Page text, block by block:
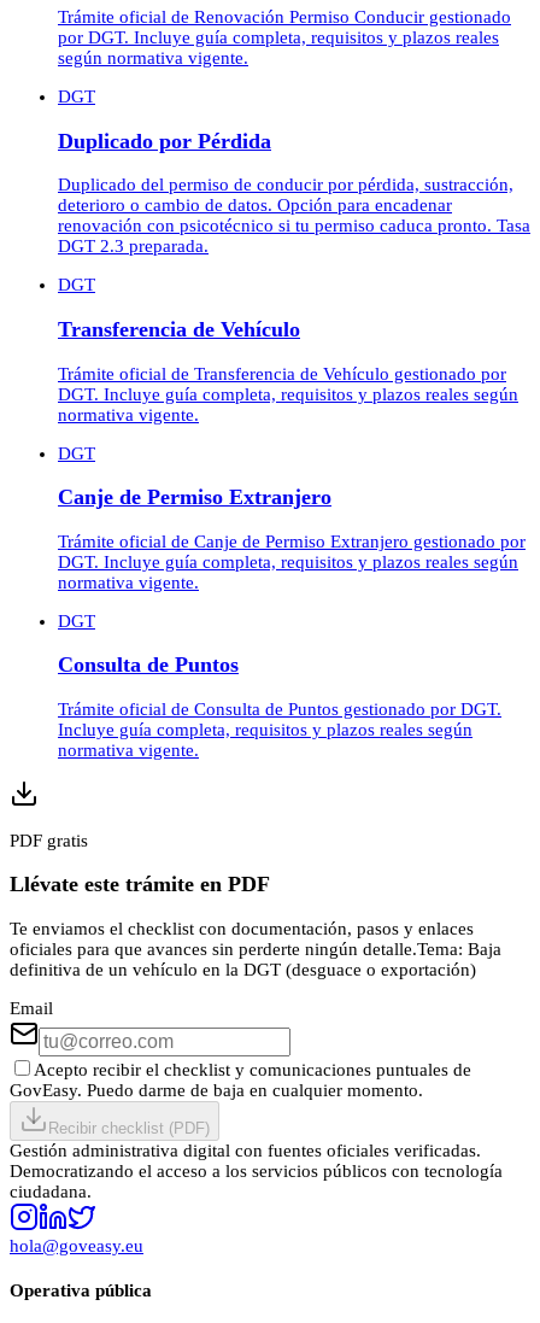
Trámite oficial de Renovación Permiso Conducir gestionado
por DGT. Incluye guía completa, requisitos y plazos reales
según normativa vigente.
DGT
Duplicado por Pérdida
Duplicado del permiso de conducir por pérdida, sustracción,
deterioro o cambio de datos. Opción para encadenar
renovación con psicotécnico si tu permiso caduca pronto. Tasa
DGT 2.3 preparada.
DGT
Transferencia de Vehículo
Trámite oficial de Transferencia de Vehículo gestionado por
DGT. Incluye guía completa, requisitos y plazos reales según
normativa vigente.
DGT
Canje de Permiso Extranjero
Trámite oficial de Canje de Permiso Extranjero gestionado por
DGT. Incluye guía completa, requisitos y plazos reales según
normativa vigente.
DGT
Consulta de Puntos
Trámite oficial de Consulta de Puntos gestionado por DGT.
Incluye guía completa, requisitos y plazos reales según
normativa vigente.
PDF gratis
Llévate este trámite en PDF
Te enviamos el checklist con documentación, pasos y enlaces
oficiales para que avances sin perderte ningún detalle.Tema: Baja
definitiva de un vehículo en la DGT (desguace o exportación)
Email
Acepto recibir el checklist y comunicaciones puntuales de
GovEasy. Puedo darme de baja en cualquier momento.
Recibir checklist (PDF)
Gestión administrativa digital con fuentes oficiales verificadas.
Democratizando el acceso a los servicios públicos con tecnología
ciudadana.
hola@goveasy.eu
Operativa pública